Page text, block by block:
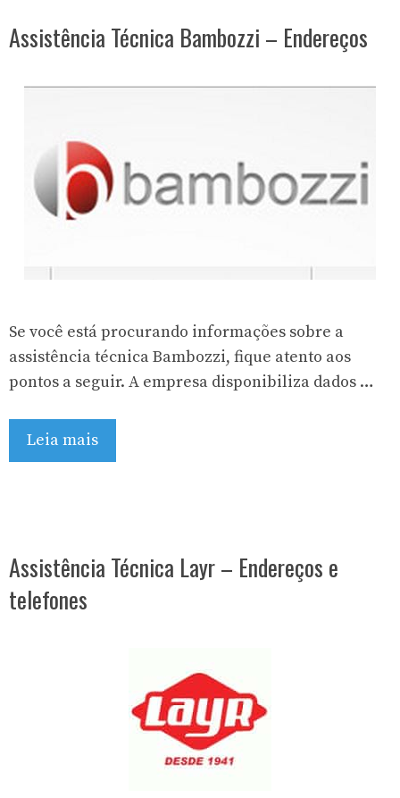
Assistência Técnica Bambozzi – Endereços
Se você está procurando informações sobre a
assistência técnica Bambozzi, fique atento aos
pontos a seguir. A empresa disponibiliza dados …
Leia mais
Assistência Técnica Layr – Endereços e
telefones